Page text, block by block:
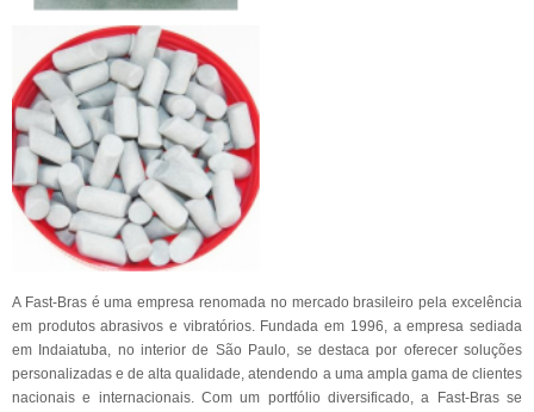
A Fast-Bras é uma empresa renomada no mercado brasileiro pela excelência
em produtos abrasivos e vibratórios. Fundada em 1996, a empresa sediada
em Indaiatuba, no interior de São Paulo, se destaca por oferecer soluções
personalizadas e de alta qualidade, atendendo a uma ampla gama de clientes
nacionais e internacionais. Com um portfólio diversificado, a Fast-Bras se